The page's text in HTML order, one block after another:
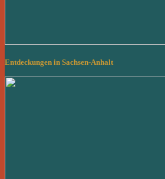
Entdeckungen in Sachsen-Anhalt